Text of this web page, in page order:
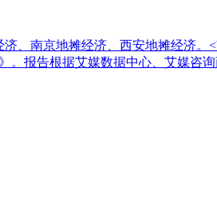
、南京地摊经济、西安地摊经济。
。报告根据艾媒数据中心、艾媒咨